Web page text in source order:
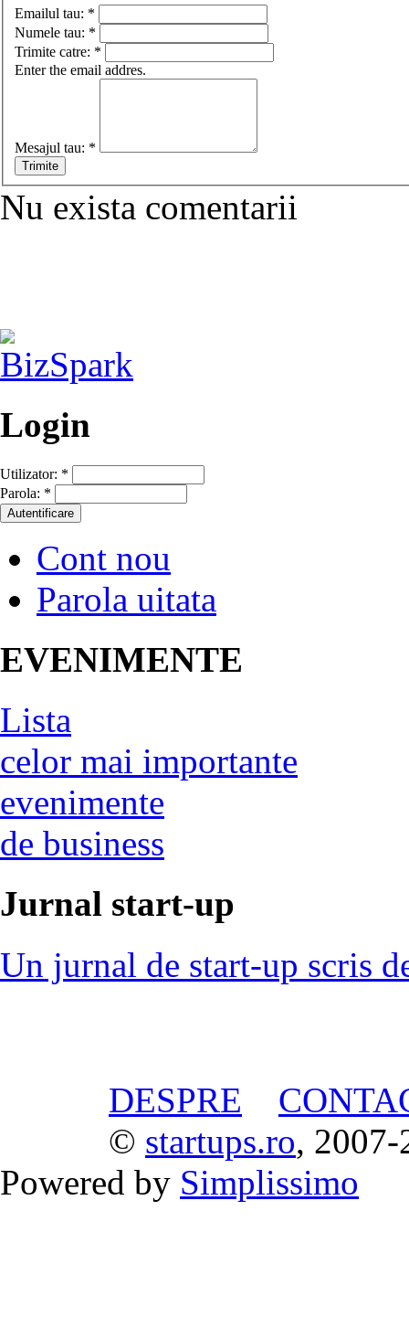
Emailul tau: *
Numele tau: *
Trimite catre: *
Enter the email addres.
Mesajul tau: *
Nu exista comentarii
Login
Utilizator: *
Parola: *
Cont nou
Parola uitata
EVENIMENTE
Lista
celor mai importante
evenimente
de business
Jurnal start-up
Un jurnal de start-up scris
DESPRE
© startups.ro, 2007-
Powered by Simplissimo